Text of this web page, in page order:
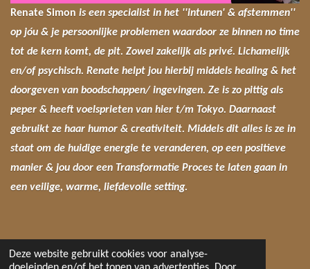
Deze website gebruikt cookies voor analyse-
Renate Simon is een specialist in het ''intunen' & afstemmen''
op jóu & je persoonlijke problemen waardoor ze binnen no time
tot de kern komt, de pit. Zowel zakelijk als privé. Lichamelijk
en/of psychisch. Renate helpt jou hierbij middels healing & het
doorgeven van boodschappen/ ingevingen. Ze is zo pittig als
peper & heeft voelsprieten van hier t/m Tokyo. Daarnaast
gebruikt ze haar humor & creativiteit. Middels dit alles is ze in
staat om de huidige energie te veranderen, op een positieve
manier & jou door een Transformatie Proces te laten gaan in
een veilige, warme, liefdevolle setting.